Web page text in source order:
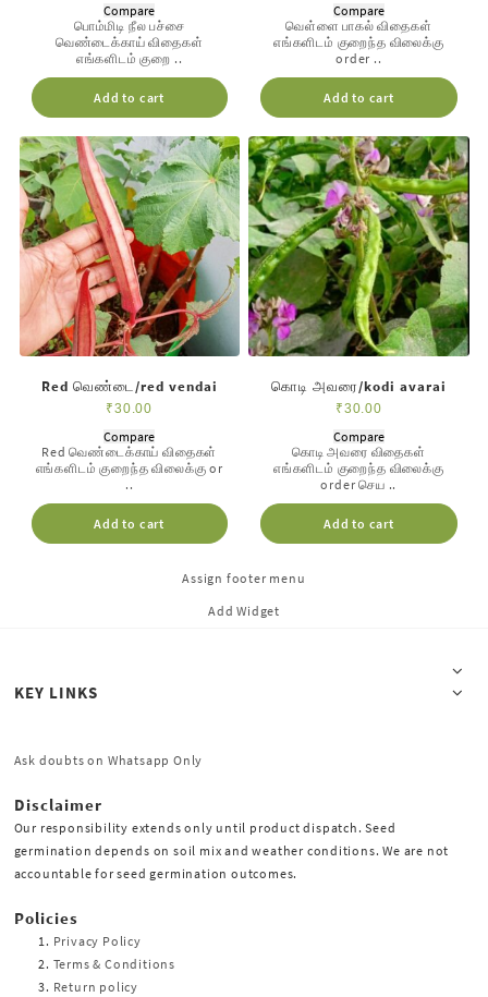
பொம்மிடி நீல பச்சை
வெண்டைக்காய் விதைகள்
எங்களிடம் குறை ..
Add to cart
Compare
வெள்ளை பாகல் விதைகள்
எங்களிடம் குறைந்த விலைக்கு
order ..
Add to cart
Compare
Red வெண்டை/red vendai
₹30.00
Red வெண்டைக்காய் விதைகள்
எங்களிடம் குறைந்த விலைக்கு or
..
Add to cart
Compare
கொடி அவரை/kodi avarai
₹30.00
கொடி அவரை விதைகள்
எங்களிடம் குறைந்த விலைக்கு
order செய ..
Add to cart
Compare
Assign footer menu
Add Widget
KEY LINKS
Ask doubts on Whatsapp Only
Disclaimer
Our responsibility extends only until product dispatch. Seed
germination depends on soil mix and weather conditions. We are not
accountable for seed germination outcomes.
Policies
Privacy Policy
Terms & Conditions
Return policy